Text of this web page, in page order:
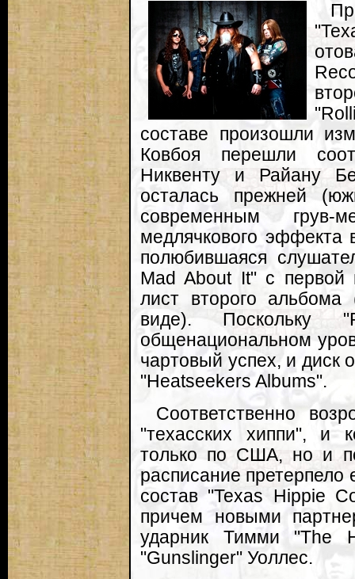
составе произошли
Ковбоя перешли
Никвенту и Райану
осталась прежней
современным грув-
медлячкового
полюбившаяся
Mad About It" с первой
лист второго альбома
виде). Поскольку
общенациональном
чартовый успех, и диск
"Heatseekers Albums".
Соответственно
"техасских хиппи", и
только по США, но и
расписание
состав "Texas Hippie
причем новыми
ударник Тимми "The
"Gunslinger" Уоллес.